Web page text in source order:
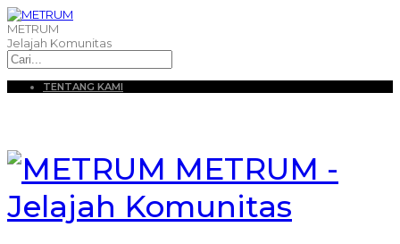
METRUM
Jelajah Komunitas
TENTANG KAMI
METRUM -
Jelajah Komunitas